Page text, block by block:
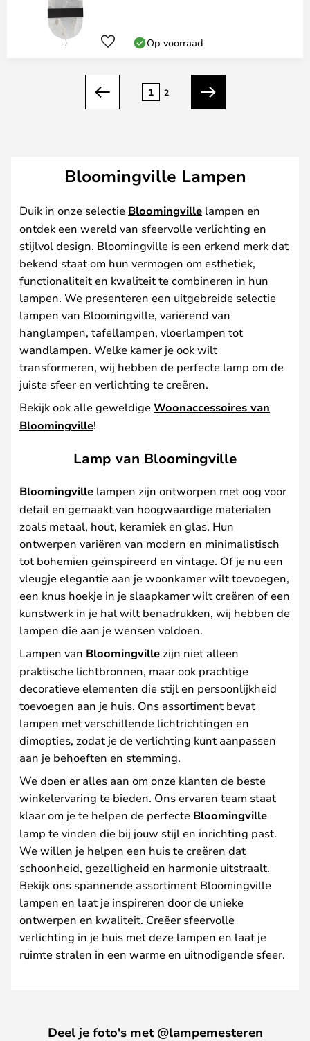
Op voorraad
Vorige
1 2
Volgende
Bloomingville Lampen
Duik in onze selectie Bloomingville lampen en
ontdek een wereld van sfeervolle verlichting en
stijlvol design. Bloomingville is een erkend merk dat
bekend staat om hun vermogen om esthetiek,
functionaliteit en kwaliteit te combineren in hun
lampen. We presenteren een uitgebreide selectie
lampen van Bloomingville, variërend van
hanglampen, tafellampen, vloerlampen tot
wandlampen. Welke kamer je ook wilt
transformeren, wij hebben de perfecte lamp om de
juiste sfeer en verlichting te creëren.
Bekijk ook alle geweldigeWoonaccessoires van
Bloomingville!
Lamp van Bloomingville
Bloomingville lampen zijn ontworpen met oog voor
detail en gemaakt van hoogwaardige materialen
zoals metaal, hout, keramiek en glas. Hun
ontwerpen variëren van modern en minimalistisch
tot bohemien geïnspireerd en vintage. Of je nu een
vleugje elegantie aan je woonkamer wilt toevoegen,
een knus hoekje in je slaapkamer wilt creëren of een
kunstwerk in je hal wilt benadrukken, wij hebben de
lampen die aan je wensen voldoen.
Lampen van Bloomingville zijn niet alleen
praktische lichtbronnen, maar ook prachtige
decoratieve elementen die stijl en persoonlijkheid
toevoegen aan je huis. Ons assortiment bevat
lampen met verschillende lichtrichtingen en
dimopties, zodat je de verlichting kunt aanpassen
aan je behoeften en stemming.
We doen er alles aan om onze klanten de beste
winkelervaring te bieden. Ons ervaren team staat
klaar om je te helpen de perfecte Bloomingville
lamp te vinden die bij jouw stijl en inrichting past.
We willen je helpen een huis te creëren dat
schoonheid, gezelligheid en harmonie uitstraalt.
Bekijk ons spannende assortiment Bloomingville
lampen en laat je inspireren door de unieke
ontwerpen en kwaliteit. Creëer sfeervolle
verlichting in je huis met deze lampen en laat je
ruimte stralen in een warme en uitnodigende sfeer.
Deel je foto's met @lampemesteren